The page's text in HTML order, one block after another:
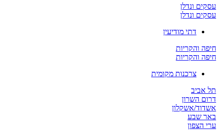
ונדלן
ונדלן
דתי מודיעין
צרכנות מקומית
אשקלון